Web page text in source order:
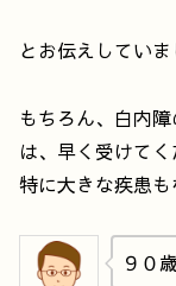
とお伝えしていま
もちろん、白内
は、早く受けて
特に大きな疾患も
９０